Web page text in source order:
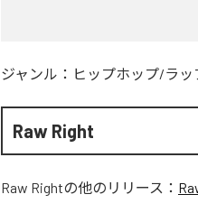
ジャンル： ヒップホップ/ラッ
Raw Right
Raw Rightの他のリリース：